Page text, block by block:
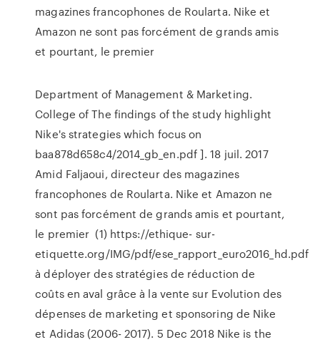
magazines francophones de Roularta. Nike et
Amazon ne sont pas forcément de grands amis
et pourtant, le premier
Department of Management & Marketing.
College of The findings of the study highlight
Nike's strategies which focus on
baa878d658c4/2014_gb_en.pdf ]. 18 juil. 2017
Amid Faljaoui, directeur des magazines
francophones de Roularta. Nike et Amazon ne
sont pas forcément de grands amis et pourtant,
le premier (1) https://ethique- sur-
etiquette.org/IMG/pdf/ese_rapport_euro2016_hd.pdf
à déployer des stratégies de réduction de
coûts en aval grâce à la vente sur Evolution des
dépenses de marketing et sponsoring de Nike
et Adidas (2006- 2017). 5 Dec 2018 Nike is the